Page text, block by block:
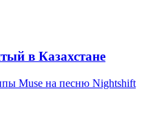
в Казахстане
Muse на песню Nightshift